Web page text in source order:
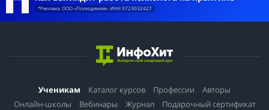
*Реклама. ООО «Психодемия». ИНН 9723032427
Ученикам Каталог курсов Профессии
Авторы
Онлайн-школы
Вебинары Журнал Подарочный сертификат